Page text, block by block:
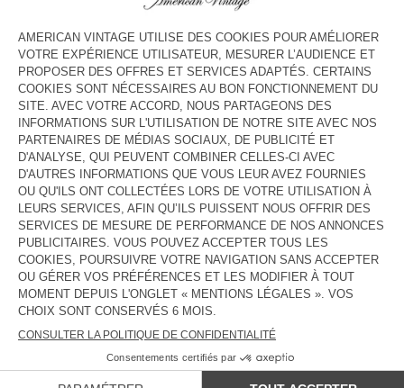
HORAIRES
Lundi
10:00 - 22:00
Mardi
10:00 - 22:00
Mercredi
10:00 - 22:00
Jeudi
10:00 - 22:00
Vendredi
10:00 - 22:00
Samedi
10:00 - 22:00
Dimanche
Fermé
Tél. :(+34) 951 495 624
E-mail :corteinglespuertobanus@amv-retail.com
PAYS/RÉGIONS : FRANCE